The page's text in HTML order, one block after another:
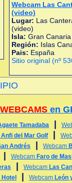
Webcam Las
(video)
Lugar: Las
(video)
Isla: Gran Canaria
Región: Islas
Pais: España
Sitio original (nº
en
Tamadaba
Anfi del Mar Golf
Andrés Webcam
Webcam Faro de
Webcam Las
Webcam León